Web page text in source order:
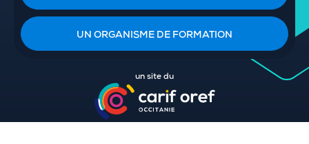
UN ORGANISME DE FORMATION
un site du